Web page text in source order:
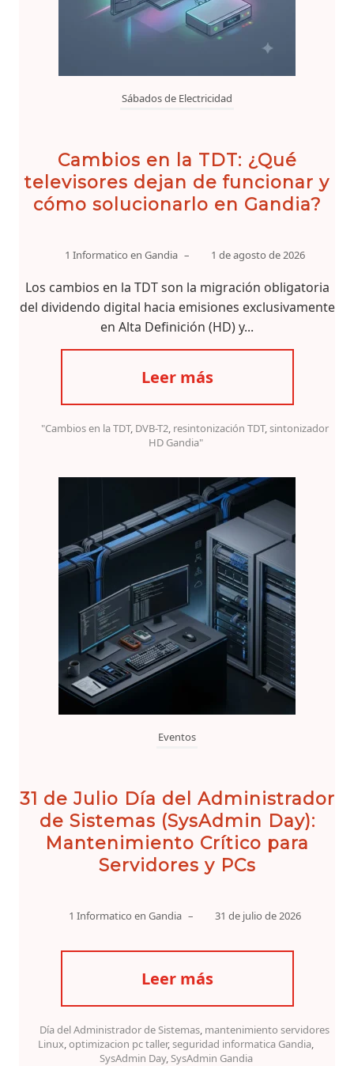
Sábados de Electricidad
Cambios en la TDT: ¿Qué
televisores dejan de funcionar y
cómo solucionarlo en Gandia?
1 Informatico en Gandia – 1 de agosto de 2026
Los cambios en la TDT son la migración obligatoria
del dividendo digital hacia emisiones exclusivamente
en Alta Definición (HD) y...
Leer más
"Cambios en la TDT, DVB-T2, resintonización TDT, sintonizador
HD Gandia"
Eventos
31 de Julio Día del Administrador
de Sistemas (SysAdmin Day):
Mantenimiento Crítico para
Servidores y PCs
1 Informatico en Gandia – 31 de julio de 2026
Leer más
Día del Administrador de Sistemas mantenimiento servidores
Linux optimizacion pc taller, seguridad informatica Gandia
SysAdmin Day, SysAdmin Gandia